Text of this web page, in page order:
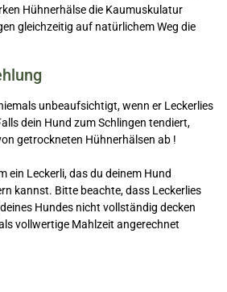
Hühnerhälse die Kaumuskulatur
gleichzeitig auf natürlichem Weg die
unbeaufsichtigt, wenn er Leckerlies
dein Hund zum Schlingen tendiert,
getrockneten Hühnerhälsen ab !
ein Leckerli, das du deinem Hund
kannst. Bitte beachte, dass Leckerlies
Hundes nicht vollständig decken
vollwertige Mahlzeit angerechnet